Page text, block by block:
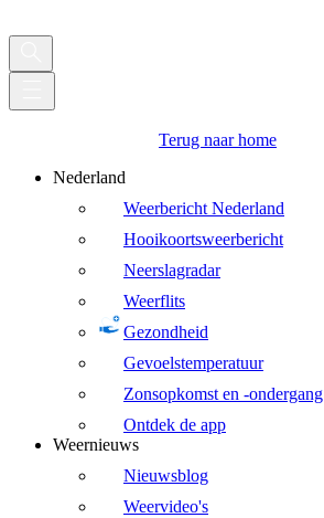
Terug naar home
Nederland
Weerbericht Nederland
Hooikoortsweerbericht
Neerslagradar
Weerflits
Gezondheid
Gevoelstemperatuur
Zonsopkomst en -ondergang
Ontdek de app
Weernieuws
Nieuwsblog
Weervideo's